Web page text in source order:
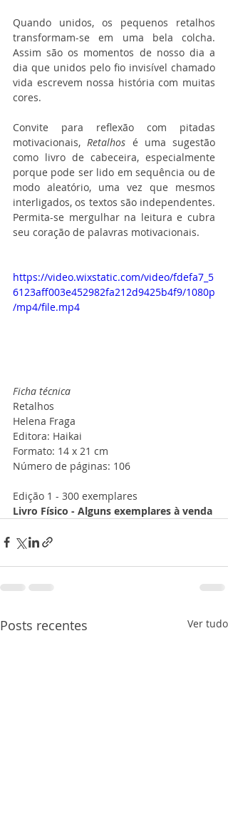
Quando unidos, os pequenos retalhos
transformam-se em uma bela colcha.
Assim são os momentos de nosso dia a
dia que unidos pelo fio invisível chamado
vida escrevem nossa história com muitas
cores.
Convite para reflexão com pitadas
motivacionais, Retalhos é uma sugestão
como livro de cabeceira, especialmente
porque pode ser lido em sequência ou de
modo aleatório, uma vez que mesmos
interligados, os textos são independentes.
Permita-se mergulhar na leitura e cubra
seu coração de palavras motivacionais.
https://video.wixstatic.com/video/fdefa7_5
6123aff003e452982fa212d9425b4f9/1080p
/mp4/file.mp4
Ficha técnica
Retalhos
Helena Fraga
Editora: Haikai
Formato: 14 x 21 cm
Número de páginas: 106
Edição 1 - 300 exemplares
Livro Físico - Alguns exemplares à venda
Posts recentes Ver tudo